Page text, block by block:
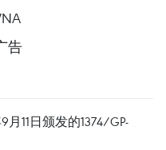
告
11日颁发的1374/GP-